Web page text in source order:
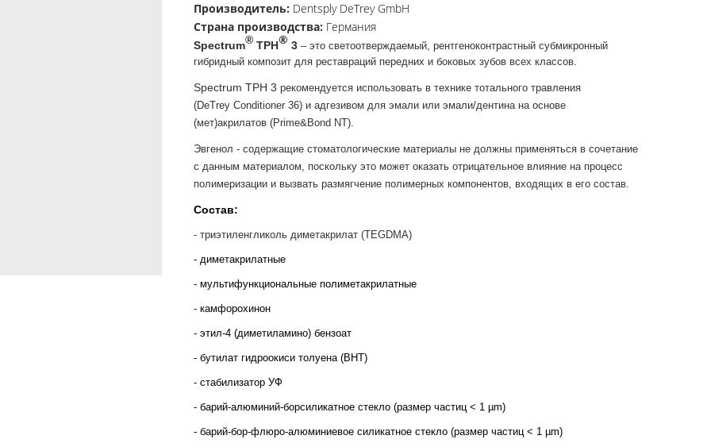
Производитель: Dentsply DeTrey GmbH
Страна производства: Германия
Spectrum® ТРН® 3 – это светоотверждаемый, рентгеноконтрастный субмикронный
гибридный композит для реставраций передних и боковых зубов всех классов.
Spectrum ТРН 3 рекомендуется использовать в технике тотального травления
(DeTrey Conditioner 36) и адгезивом для эмали или эмали/дентина на основе
(мет)акрилатов (Prime&Bond NT).
Эвгенол - содержащие стоматологические материалы не должны применяться в сочетание
с данным материалом, поскольку это может оказать отрицательное влияние на процесс
полимеризации и вызвать размягчение полимерных компонентов, входящих в его состав.
Состав:
- триэтиленгликоль диметакрилат (TEGDMA)
- диметакрилатные
- мультифункциональные полиметакрилатные
- камфорохинон
- этил-4 (диметиламино) бензоат
- бутилат гидроокиси толуена (ВНТ)
- стабилизатор УФ
- барий-алюминий-борсиликатное стекло (размер частиц < 1 µm)
- барий-бор-флюро-алюминиевое силикатное стекло (размер частиц < 1 µm)